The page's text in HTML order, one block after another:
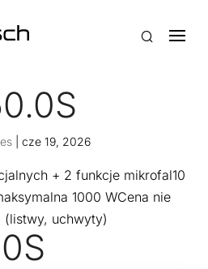
|cze 19, 2026
+ 2 funkcje mikrofal10
1000 WCena nie
(listwy, uchwyty)